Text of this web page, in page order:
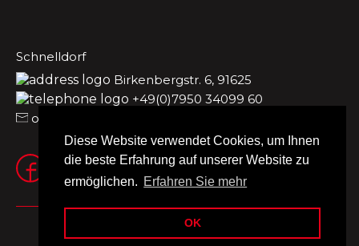
Diese Website verwendet Cookies, um Ihnen
die beste Erfahrung auf unserer Website zu
ermöglichen. Erfahren Sie mehr
OK
Schnelldorf
Birkenbergstr. 6, 91625
+49(0)7950 34099 60
office.de@poloptic.de
Nutzungsbedingungen